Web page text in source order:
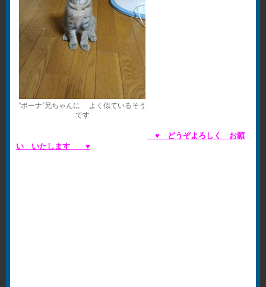
”ボーナ”兄ちゃんに よく似ているそう
です
♥ どうぞよろしく お願
い いたします ♥